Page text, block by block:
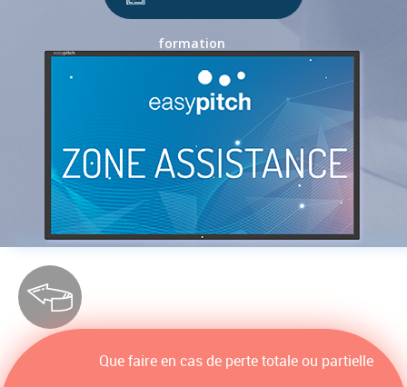
formation
Que faire en cas de perte totale ou partielle